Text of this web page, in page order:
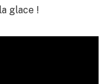
glace !